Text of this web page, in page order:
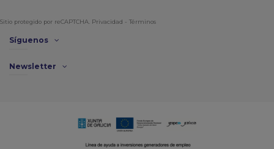
Sitio protegido por reCAPTCHA. Privacidad - Términos
Síguenos
Newsletter